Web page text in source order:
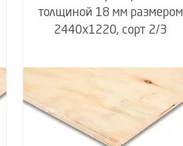
толщиной 18 мм размером
2440х1220, сорт 2/3